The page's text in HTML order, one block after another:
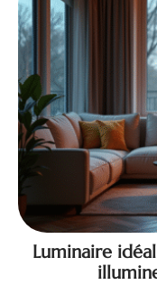
Luminaire